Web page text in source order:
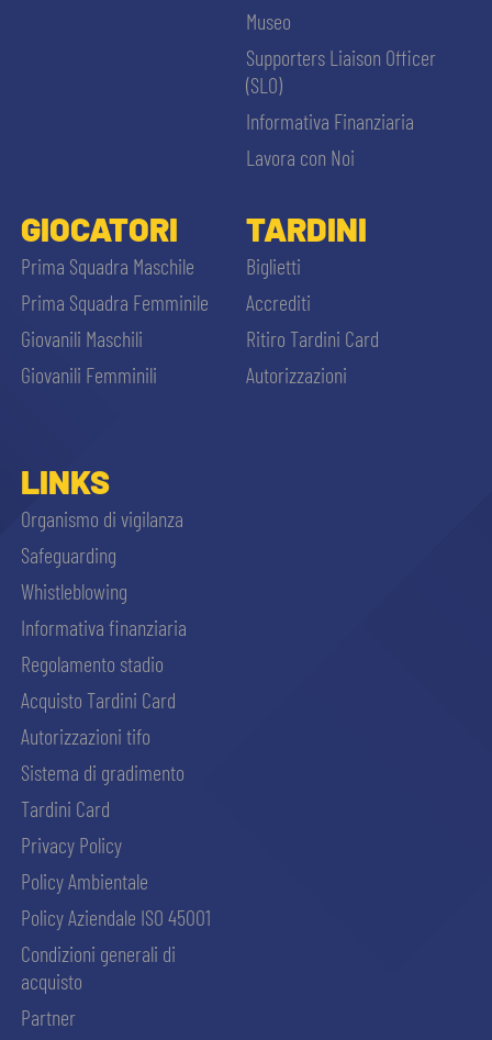
Museo
Supporters Liaison Officer
(SLO)
Informativa Finanziaria
Lavora con Noi
GIOCATORI
Prima Squadra Maschile
Prima Squadra Femminile
Giovanili Maschili
Giovanili Femminili
TARDINI
Biglietti
Accrediti
Ritiro Tardini Card
Autorizzazioni
LINKS
Organismo di vigilanza
Safeguarding
Whistleblowing
Informativa finanziaria
Regolamento stadio
Acquisto Tardini Card
Autorizzazioni tifo
Sistema di gradimento
Tardini Card
Privacy Policy
Policy Ambientale
Policy Aziendale ISO 45001
Condizioni generali di
acquisto
Partner